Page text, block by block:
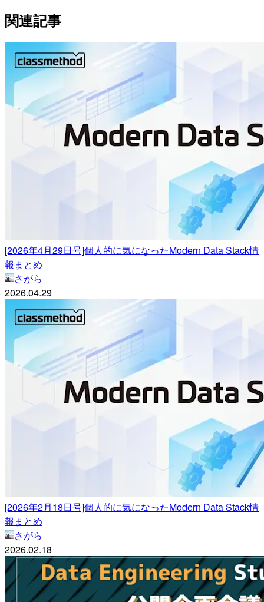
関連記事
[2026年4月29日号]個人的に気になったModern Data Stack情
報まとめ
さがら
2026.04.29
[2026年2月18日号]個人的に気になったModern Data Stack情
報まとめ
さがら
2026.02.18